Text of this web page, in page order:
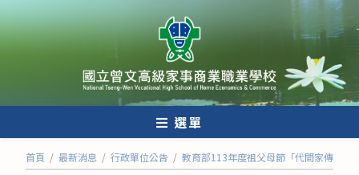
跳
轉
至
內
選單
首頁 / 最新消息 / 行政單位公告 / 教育部113年度祖父母節「代間家傳料理